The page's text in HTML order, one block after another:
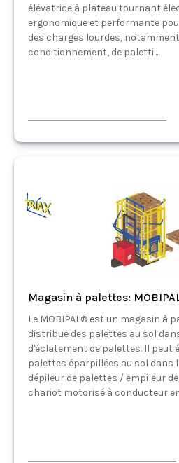
élévatrice à plateau tournant
ergonomique et performante
des charges lourdes,
conditionnement, de paletti...
Magasin à palettes:
Le MOBIPAL® est un magasin à
distribue des palettes au sol
d'éclatement de palettes. Il peut
palettes éparpillées au sol dans
dépileur de palettes / empileur
chariot motorisé à conducteur